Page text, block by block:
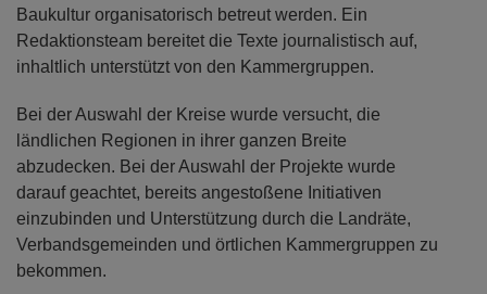
Baukultur organisatorisch betreut werden. Ein
Redaktionsteam bereitet die Texte journalistisch auf,
inhaltlich unterstützt von den Kammergruppen.
Bei der Auswahl der Kreise wurde versucht, die
ländlichen Regionen in ihrer ganzen Breite
abzudecken. Bei der Auswahl der Projekte wurde
darauf geachtet, bereits angestoßene Initiativen
einzubinden und Unterstützung durch die Landräte,
Verbandsgemeinden und örtlichen Kammergruppen zu
bekommen.